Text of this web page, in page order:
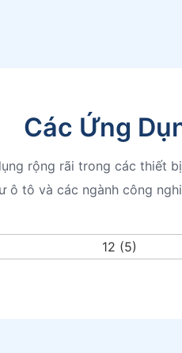
Các Ứng
rộng rãi trong các thiết
ô tô và các ngành công